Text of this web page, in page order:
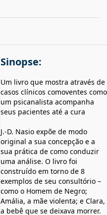
Sinopse:
Um livro que mostra através de
casos clínicos comoventes como
um psicanalista acompanha
seus pacientes até a cura
J.-D. Nasio expõe de modo
original a sua concepção e a
sua prática de como conduzir
uma análise. O livro foi
construído em torno de 8
exemplos de seu consultório –
como o Homem de Negro;
Amália, a mãe violenta; e Clara,
a bebê que se deixava morrer.